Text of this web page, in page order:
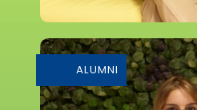
Haute Couture
En savoir plus
ALUMNI